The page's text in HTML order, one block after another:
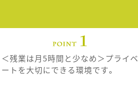
＜残業は月5時間と少なめ＞プライベ
ートを大切にできる環境です。